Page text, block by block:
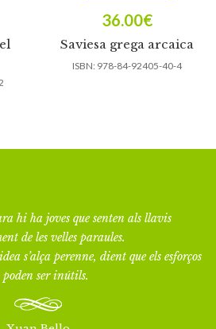
Saviesa grega arcaica
36.00€
ISBN: 978-84-92405-40-4
hi ha joves que senten als llavis
de les velles paraules.
s’alça perenne, dient que els esforços
poden ser inútils.